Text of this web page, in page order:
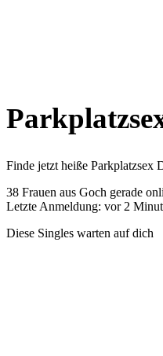
Finde jetzt heiße Parkplatzsex
38 Frauen aus Goch gerade
Letzte Anmeldung: vor 2
Diese Singles warten auf dich